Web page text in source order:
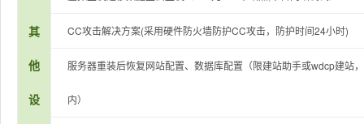
其
他
设
CC攻击解决方案(采用硬件防火墙防护CC攻击，防护时间24小时)
服务器重装后恢复网站配置、数据库配置（限建站助手或wdcp建站
内）